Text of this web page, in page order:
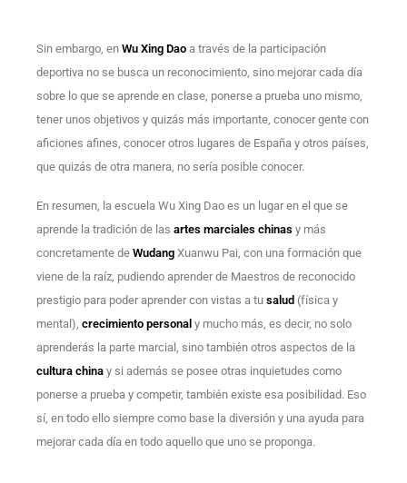
Sin embargo, en Wu Xing Dao a través de la participación
deportiva no se busca un reconocimiento, sino mejorar cada día
sobre lo que se aprende en clase, ponerse a prueba uno mismo,
tener unos objetivos y quizás más importante, conocer gente con
aficiones afines, conocer otros lugares de España y otros países,
que quizás de otra manera, no sería posible conocer.
En resumen, la escuela Wu Xing Dao es un lugar en el que se
aprende la tradición de las artes marciales chinas y más
concretamente de Wudang Xuanwu Pai, con una formación que
viene de la raíz, pudiendo aprender de Maestros de reconocido
prestigio para poder aprender con vistas a tu salud (física y
mental), crecimiento personal y mucho más, es decir, no solo
aprenderás la parte marcial, sino también otros aspectos de la
cultura china y si además se posee otras inquietudes como
ponerse a prueba y competir, también existe esa posibilidad. Eso
sí, en todo ello siempre como base la diversión y una ayuda para
mejorar cada día en todo aquello que uno se proponga.